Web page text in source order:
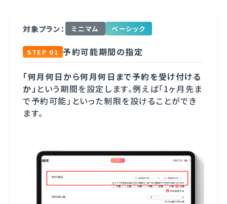
対象プラン： ミニマム ベーシック
STEP 01 予約可能期間の指定
「何月何日から何月何日まで予約を受け付ける
か」 という期間を設定します。例えば「1ヶ月先ま
で予約可能」といった制限を設けることができ
ます。